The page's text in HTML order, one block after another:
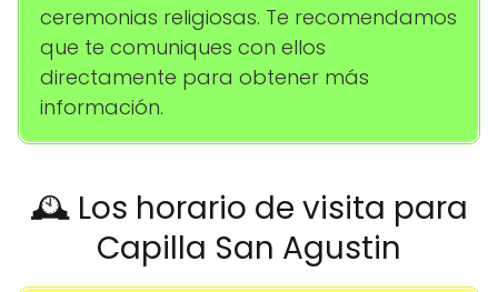
ceremonias religiosas. Te recomendamos
que te comuniques con ellos
directamente para obtener más
información.
🕰️ Los horario de visita para
Capilla San Agustin